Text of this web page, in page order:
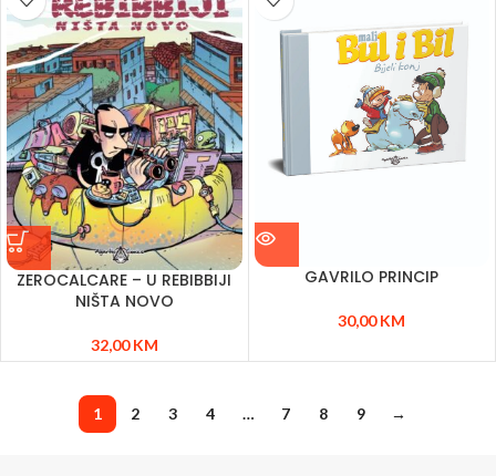
ZEROCALCARE – U REBIBBIJI
NIŠTA NOVO
32,00KM
GAVRILO PRINCIP
30,00KM
1 2 3 4 … 7 8 9 →